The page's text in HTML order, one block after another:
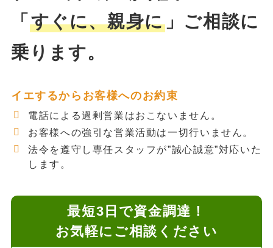
「 すぐに、親身に」ご相談に
乗ります。
イエするからお客様へのお約束
電話による過剰営業はおこないません。
お客様への強引な営業活動は一切行いません。
法令を遵守し専任スタッフが”誠心誠意”対応いた
します。
最短3日で資金調達！
お気軽にご相談ください